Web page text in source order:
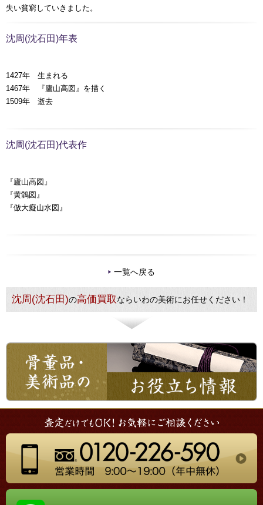
失い貧窮していきました。
沈周(沈石田)年表
1427年 生まれる
1467年 『廬山高図』を描く
1509年 逝去
沈周(沈石田)代表作
『廬山高図』
『黄鶻図』
『倣大癡山水図』
一覧へ戻る
沈周(沈石田)の高価買取ならいわの美術にお任せください！